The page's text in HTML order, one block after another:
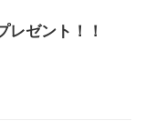
レゼント！！